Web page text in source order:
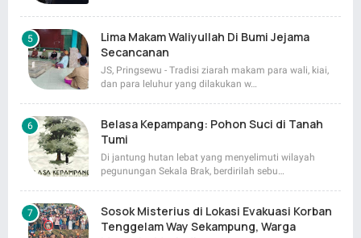
Lima Makam Waliyullah Di Bumi Jejama
Secancanan
JS, Pringsewu - Tradisi ziarah makam para wali, kiai,
dan para leluhur yang dilakukan w…
Belasa Kepampang: Pohon Suci di Tanah
Tumi
Di jantung hutan lebat yang menyelimuti wilayah
pegunungan Sekala Brak, berdirilah sebu…
Sosok Misterius di Lokasi Evakuasi Korban
Tenggelam Way Sekampung, Warga